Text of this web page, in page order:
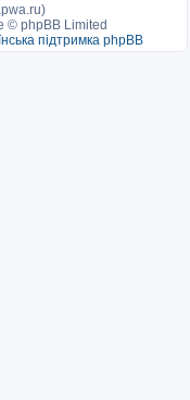
© phpBB Limited
підтримка phpBB